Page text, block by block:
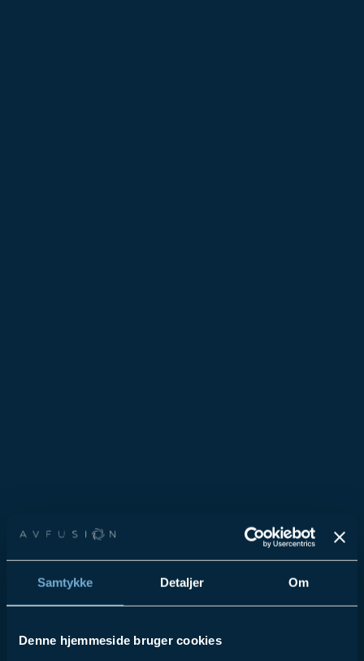
Samtykke Detaljer Om
Denne hjemmeside bruger cookies